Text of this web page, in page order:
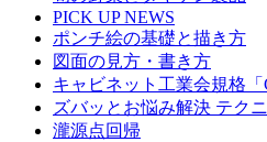
PICK UP NEWS
ポンチ絵の基礎と描き方
図面の見方・書き方
キャビネット工業会規格
ズバッとお悩み解決 テク
瀧源点回帰